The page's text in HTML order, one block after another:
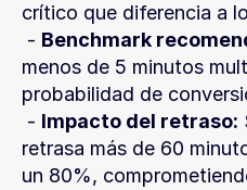
crítico que diferencia a
- Benchmark
menos de 5 minutos
probabilidad de
- Impacto del retraso:
retrasa más de 60
un 80%,